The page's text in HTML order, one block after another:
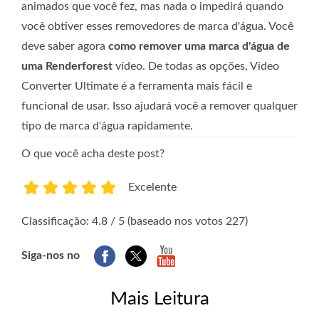
animados que você fez, mas nada o impedirá quando
você obtiver esses removedores de marca d'água. Você
deve saber agora como remover uma marca d'água de
uma Renderforest vídeo. De todas as opções, Video
Converter Ultimate é a ferramenta mais fácil e
funcional de usar. Isso ajudará você a remover qualquer
tipo de marca d'água rapidamente.
O que você acha deste post?
Excelente
Classificação: 4.8 / 5 (baseado nos votos 227)
Siga-nos no
Mais Leitura